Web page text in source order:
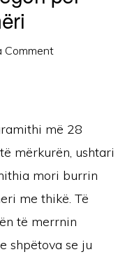
Comment
më 28
mërkurën, ushtari
mori burrin
me thikë. Të
të merrnin
shpëtova se ju